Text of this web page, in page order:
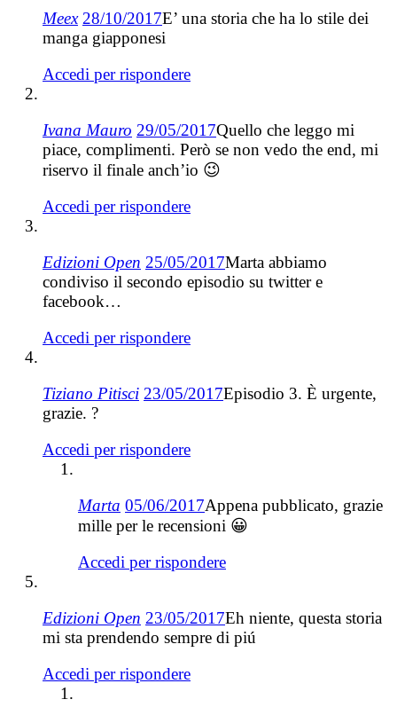
Meex 28/10/2017E’ una storia che ha lo stile dei
manga giapponesi
Accedi per rispondere
Ivana Mauro 29/05/2017Quello che leggo mi
piace, complimenti. Però se non vedo the end, mi
riservo il finale anch’io 😉
Accedi per rispondere
Edizioni Open 25/05/2017Marta abbiamo
condiviso il secondo episodio su twitter e
facebook…
Accedi per rispondere
Tiziano Pitisci 23/05/2017Episodio 3. È urgente,
grazie. ?
Accedi per rispondere
Marta 05/06/2017Appena pubblicato, grazie
mille per le recensioni 😀
Accedi per rispondere
Edizioni Open 23/05/2017Eh niente, questa storia
mi sta prendendo sempre di piú
Accedi per rispondere